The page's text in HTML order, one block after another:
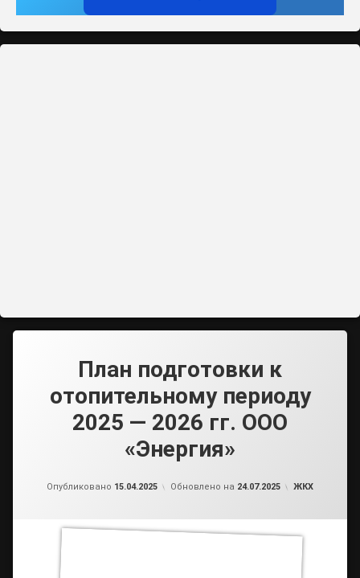
План подготовки к
отопительному периоду
2025 — 2026 гг. ООО
«Энергия»
Опубликовано 15.04.2025 Обновлено на 24.07.2025 Рубрики:
ЖКХ